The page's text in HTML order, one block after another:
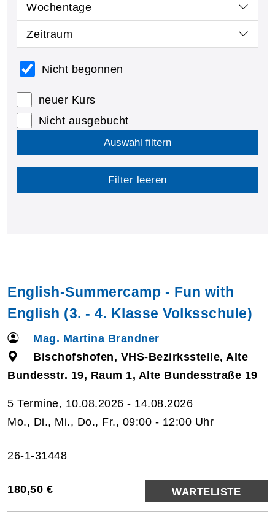
Wochentage
Zeitraum
Nicht begonnen
neuer Kurs
Nicht ausgebucht
Auswahl filtern
Filter leeren
English-Summercamp - Fun with
English (3. - 4. Klasse Volksschule)
Mag. Martina Brandner
Bischofshofen, VHS-Bezirksstelle, Alte
Bundesstr. 19, Raum 1, Alte Bundesstraße 19
5 Termine, 10.08.2026 - 14.08.2026
Mo., Di., Mi., Do., Fr., 09:00 - 12:00 Uhr
26-1-31448
180,50 € WARTELISTE